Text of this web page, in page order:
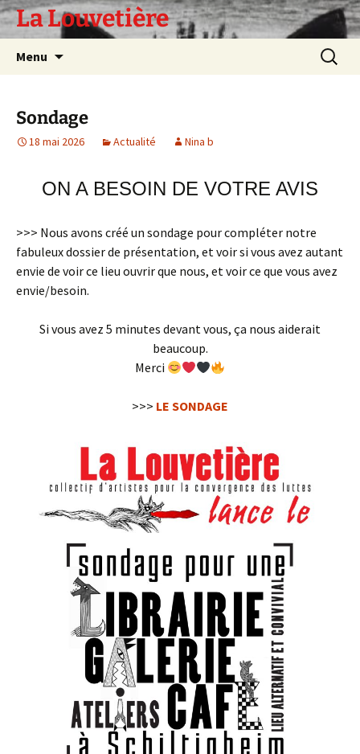
Aller
au La Louvetière
Menu
Sondage
18 mai 2026 Actualité Nina b
ON A BESOIN DE VOTRE AVIS
>>> Nous avons créé un sondage pour compléter notre
fabuleux dossier de présentation, et voir si vous avez autant
envie de voir ce lieu ouvrir que nous, et voir ce que vous avez
envie/besoin.
Si vous avez 5 minutes devant vous, ça nous aiderait
beaucoup.
Merci
>>> LE SONDAGE